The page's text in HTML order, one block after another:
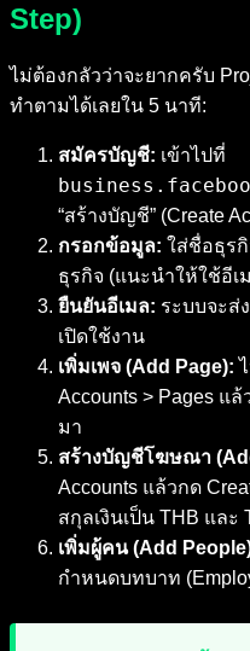
Step)
ไม่ต้องกลัวว่าจะยากครับ
ทำตามได้เลยใน 5 นาที:
สมัครบัญชี: เข้าไปที่
“สร้างบัญชี” (Create
กรอกข้อมูล: ใส่ชื่อธุร
ธุรกิจ (แนะนำให้ใช้อี
ยืนยันอีเมล: ระบบจะส่
เปิดใช้งาน
เพิ่มเพจ (Add Page):
Accounts > Pages แ
มา
สร้างบัญชีโฆษณา
Accounts แล้วกด
สกุลเงินเป็น THB และ
เพิ่มผู้คน (Add
กำหนดบทบาท